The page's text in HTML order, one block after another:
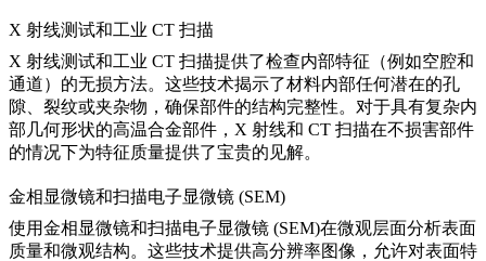
X 射线测试和工业 CT 扫描
X 射线测试和工业 CT 扫描提供了检查内部特征（例如空腔和
通道）的无损方法。这些技术揭示了材料内部任何潜在的孔
隙、裂纹或夹杂物，确保部件的结构完整性。对于具有复杂内
部几何形状的高温合金部件，X 射线和 CT 扫描在不损害部件
的情况下为特征质量提供了宝贵的见解。
金相显微镜和扫描电子显微镜 (SEM)
使用金相显微镜和扫描电子显微镜 (SEM)在微观层面分析表面
质量和微观结构。这些技术提供高分辨率图像，允许对表面特